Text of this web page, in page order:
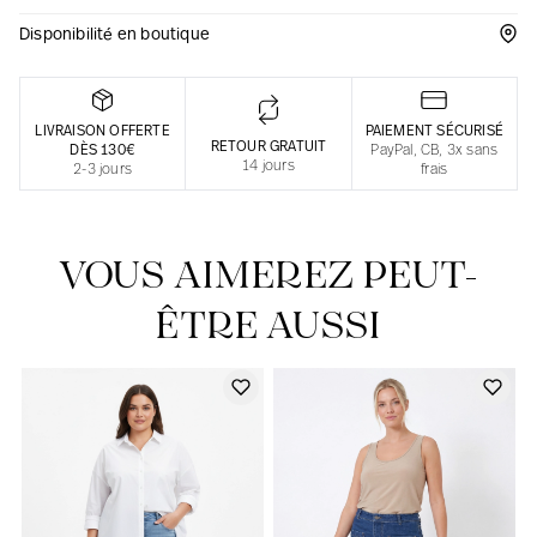
Une fabrication responsable en France
Notre actualité dans le journal
Disponibilité en boutique
LIVRAISON OFFERTE
DÈS 130€
2-3 jours
RETOUR GRATUIT
14 jours
PAIEMENT SÉCURISÉ
PayPal, CB, 3x sans
frais
VOUS AIMEREZ PEUT-
ÊTRE AUSSI